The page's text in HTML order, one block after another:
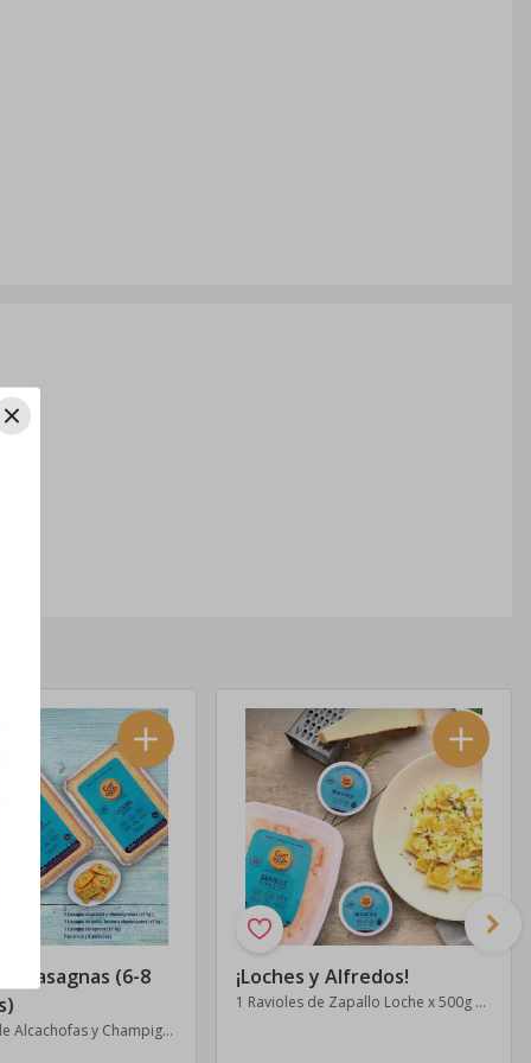
de 6 meses.
Lasagnas (6-8
1 Lasagna de Alcachofas y Champignones x 1kg + 1 Lasagna de Pollo, Tocino y Champignones x1kg + 1 Lasagna Bolognesa x1kg + 8 Pan al ajo
¡Loches y Alfredos!
1 Ravioles de Zapallo Loche x 500g + 2 Salsa Alfredo x 250 (Rinde 3 platos)